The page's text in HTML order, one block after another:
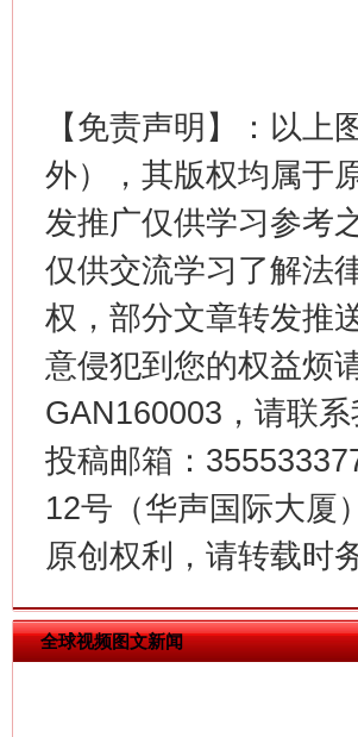
【免责声明】：以
外），其版权均属于
发推广仅供学习参考
仅供交流学习了解法
权，部分文章转发推
意侵犯到您的权益烦
GAN160003，请联
投稿邮箱：
12号（华声国际大厦
原创权利，请转载时
全球视频图文新闻